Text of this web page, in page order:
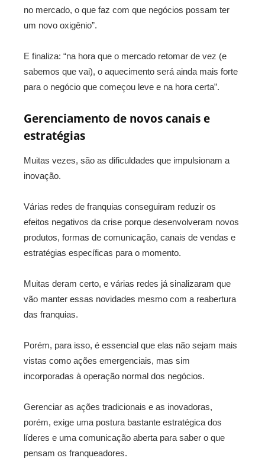
no mercado, o que faz com que negócios possam ter
um novo oxigênio”.
E finaliza: “na hora que o mercado retomar de vez (e
sabemos que vai), o aquecimento será ainda mais forte
para o negócio que começou leve e na hora certa”.
Gerenciamento de novos canais e
estratégias
Muitas vezes, são as dificuldades que impulsionam a
inovação.
Várias redes de franquias conseguiram reduzir os
efeitos negativos da crise porque desenvolveram novos
produtos, formas de comunicação, canais de vendas e
estratégias específicas para o momento.
Muitas deram certo, e várias redes já sinalizaram que
vão manter essas novidades mesmo com a reabertura
das franquias.
Porém, para isso, é essencial que elas não sejam mais
vistas como ações emergenciais, mas sim
incorporadas à operação normal dos negócios.
Gerenciar as ações tradicionais e as inovadoras,
porém, exige uma postura bastante estratégica dos
líderes e uma comunicação aberta para saber o que
pensam os franqueadores.